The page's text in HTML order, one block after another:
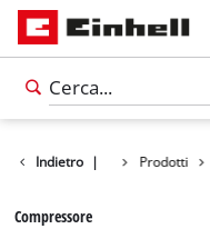
Indietro | Prodotti
Compressore